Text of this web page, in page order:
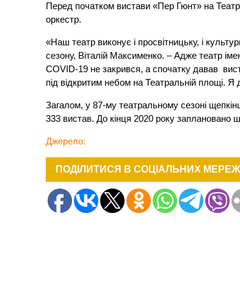
Перед початком вистави «Пер Гюнт» на
оркестр.
«Наш театр виконує і просвітницьку, і
сезону, Віталій Максименко. – Адже театр
СОVID-19 не закрився, а спочатку давав
під відкритим небом на Театральній площі.
Загалом, у 87-му театральному сезоні
333 вистав. До кінця 2020 року заплановано
Джерело:
ПОДІЛИТИСЯ В СОЦІАЛЬНИХ